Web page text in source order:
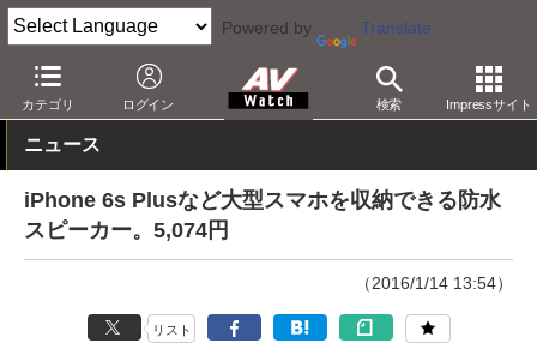
Powered by Translate
カテゴリ ログイン 検索 Impressサイト
AV Watch 製品 スマホアクセサリ
ニュース
iPhone 6s Plusなど大型スマホを収納できる防水
スピーカー。5,074円
（2016/1/14 13:54）
リスト